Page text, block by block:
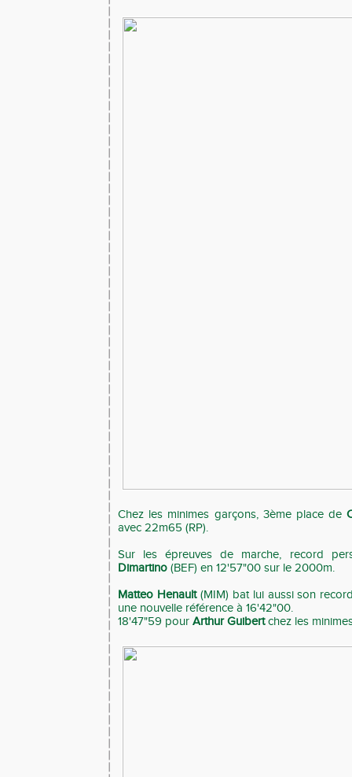
Chez les minimes garçons, 3ème place de
avec 22m65 (RP).
Sur les épreuves de marche, record
Dimartino (BEF) en 12'57"00 sur le 2000m.
Matteo Henault(MIM) bat lui aussi son
une nouvelle référence à 16'42"00.
18'47"59 pour Arthur Guibertchez les